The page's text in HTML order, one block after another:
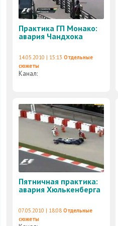
Практика ГП Монако:
авария Чандхока
14.05.2010 | 15:13 Отдельные
сюжеты
Канал:
Пятничная практика:
авария Хюлькенберга
07.05.2010 | 18:08 Отдельные
сюжеты